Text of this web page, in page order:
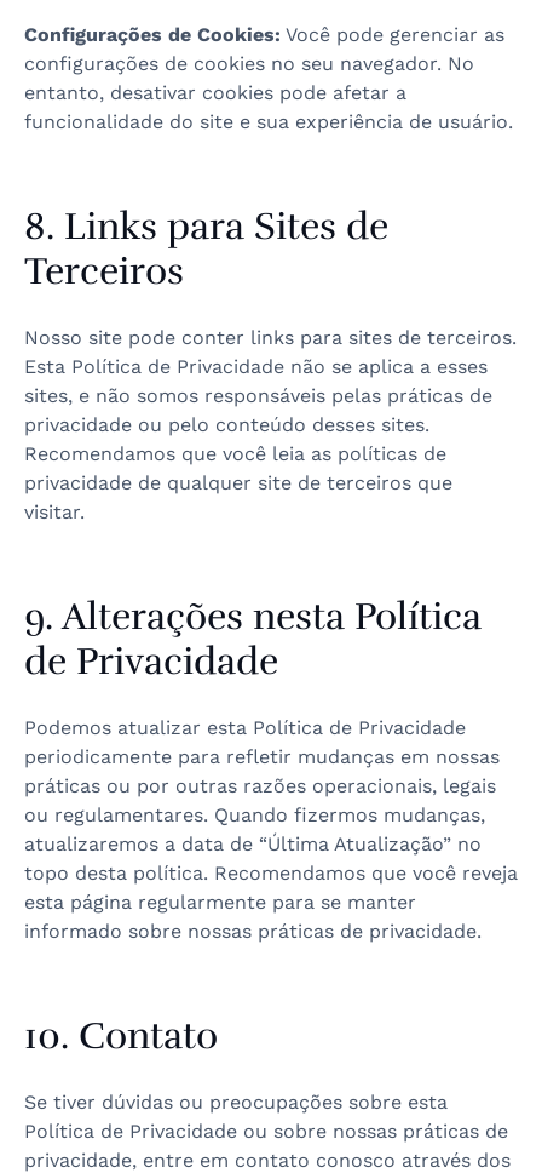
Configurações de Cookies: Você pode gerenciar as
configurações de cookies no seu navegador. No
entanto, desativar cookies pode afetar a
funcionalidade do site e sua experiência de usuário.
8. Links para Sites de
Terceiros
Nosso site pode conter links para sites de terceiros.
Esta Política de Privacidade não se aplica a esses
sites, e não somos responsáveis pelas práticas de
privacidade ou pelo conteúdo desses sites.
Recomendamos que você leia as políticas de
privacidade de qualquer site de terceiros que
visitar.
9. Alterações nesta Política
de Privacidade
Podemos atualizar esta Política de Privacidade
periodicamente para refletir mudanças em nossas
práticas ou por outras razões operacionais, legais
ou regulamentares. Quando fizermos mudanças,
atualizaremos a data de “Última Atualização” no
topo desta política. Recomendamos que você reveja
esta página regularmente para se manter
informado sobre nossas práticas de privacidade.
10. Contato
Se tiver dúvidas ou preocupações sobre esta
Política de Privacidade ou sobre nossas práticas de
privacidade, entre em contato conosco através dos